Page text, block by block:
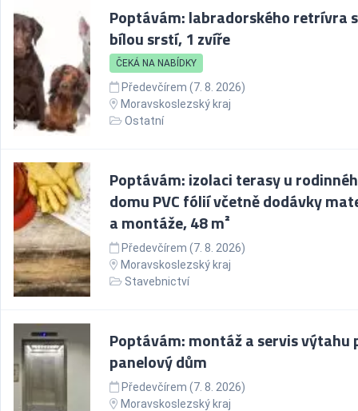
Poptávám: labradorského retrívra s
bílou srstí, 1 zvíře
ČEKÁ NA NABÍDKY
Předevčírem (7. 8. 2026)
Moravskoslezský kraj
Ostatní
Poptávám: izolaci terasy u
domu PVC fólií včetně dodávky
a montáže, 48 m²
Předevčírem (7. 8. 2026)
Moravskoslezský kraj
Stavebnictví
Poptávám: montáž a servis výtahu
panelový dům
Předevčírem (7. 8. 2026)
Moravskoslezský kraj